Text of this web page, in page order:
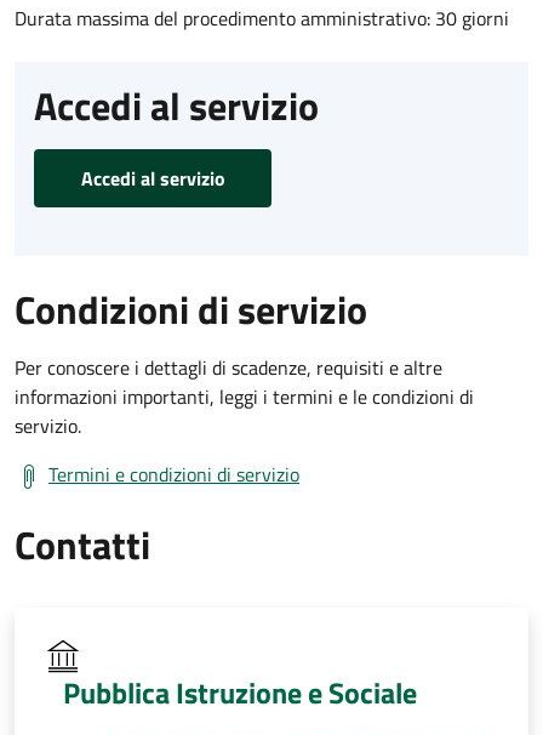
Durata massima del procedimento amministrativo: 30 giorni
Accedi al servizio
Accedi al servizio
Condizioni di servizio
Per conoscere i dettagli di scadenze, requisiti e altre
informazioni importanti, leggi i termini e le condizioni di
servizio.
Termini e condizioni di servizio
Contatti
Pubblica Istruzione e Sociale